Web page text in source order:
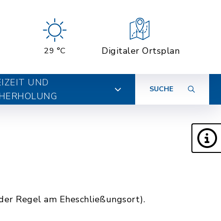
29 °C Digitaler Ortsplan
UND
SUCHE
Regel am Eheschließungsort).